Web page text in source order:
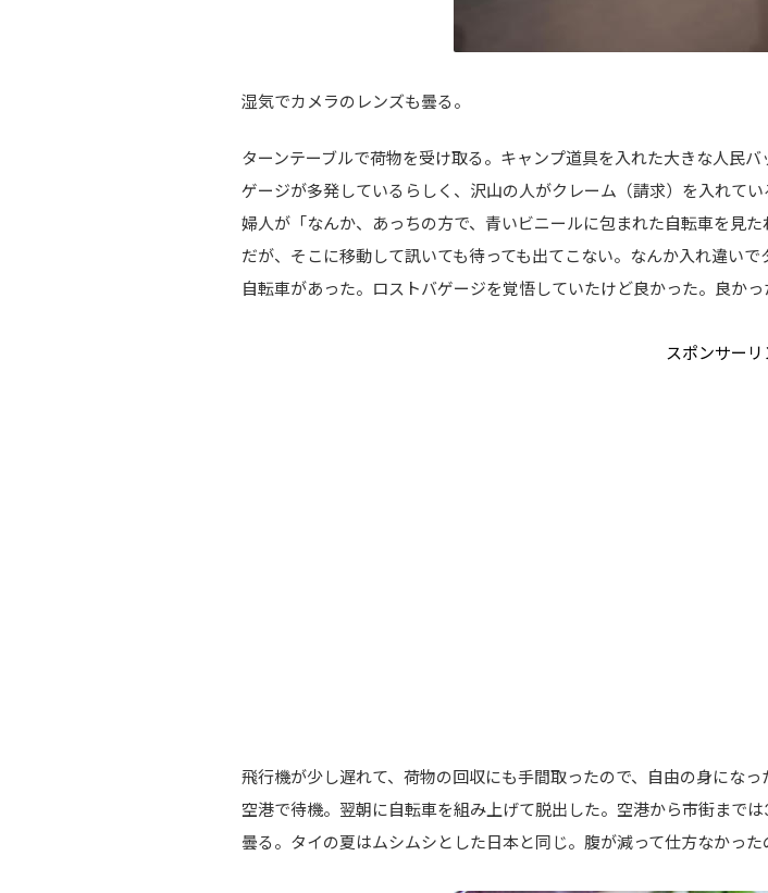
湿気でカメラのレンズも曇る。
ターンテーブルで荷物を受け取る。キャンプ道具を入れた大きな人民
ゲージが多発しているらしく、沢山の人がクレーム（請求）を入れて
婦人が「なんか、あっちの方で、青いビニールに包まれた自転車を見
だが、そこに移動して訊いても待っても出てこない。なんか入れ違い
自転車があった。ロストバゲージを覚悟していたけど良かった。良かっ
スポンサーリ
飛行機が少し遅れて、荷物の回収にも手間取ったので、自由の身にな
空港で待機。翌朝に自転車を組み上げて脱出した。空港から市街まで
曇る。タイの夏はムシムシとした日本と同じ。腹が減って仕方なかった